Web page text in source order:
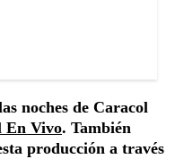
noches de Caracol
En Vivo. También
producción a través